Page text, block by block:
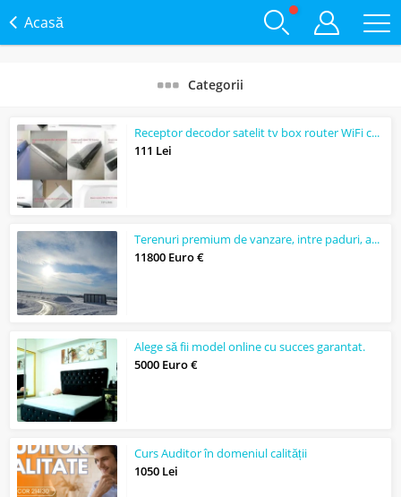
Acasă
Categorii
Receptor decodor satelit tv box router WiFi cablu interconect
111 Lei
Terenuri premium de vanzare, intre paduri, acces asfaltat din DN1A
11800 Euro €
Alege să fii model online cu succes garantat.
5000 Euro €
Curs Auditor în domeniul calității
1050 Lei